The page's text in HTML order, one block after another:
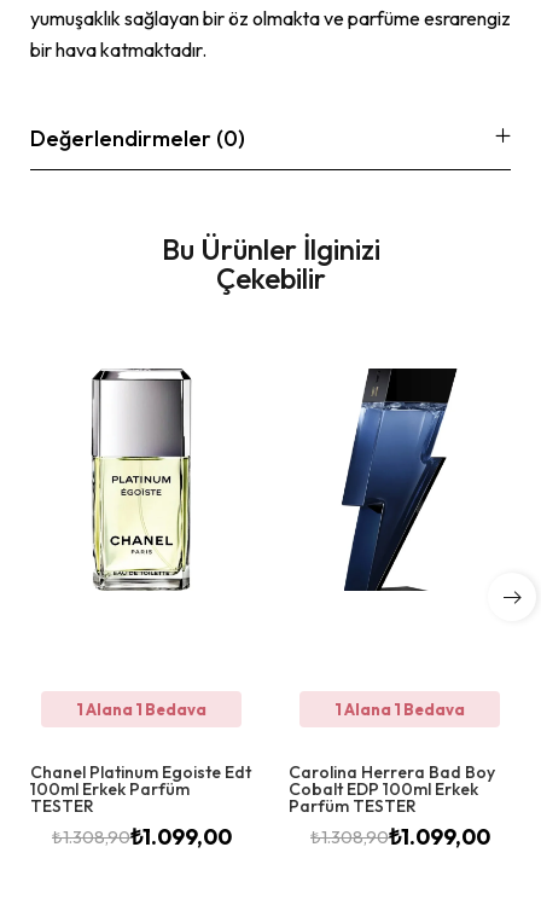
yumuşaklık sağlayan bir öz olmakta ve parfüme esrarengiz
bir hava katmaktadır.
Değerlendirmeler (0)
Bu Ürünler İlginizi
Çekebilir
1 Alana 1 Bedava
Chanel Platinum Egoiste Edt
100ml Erkek Parfüm
TESTER
₺1.308,90₺1.099,00
1 Alana 1 Bedava
Carolina Herrera Bad Boy
Cobalt EDP 100ml Erkek
Parfüm TESTER
₺1.308,90₺1.099,00